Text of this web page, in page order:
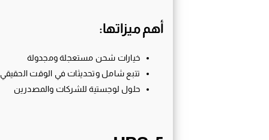
أهم ميزاتها:
خيارات شحن مستعجلة ومجدولة
تتبع شامل وتحديثات في الوقت الحقيقي
حلول لوجستية للشركات والمصدرين